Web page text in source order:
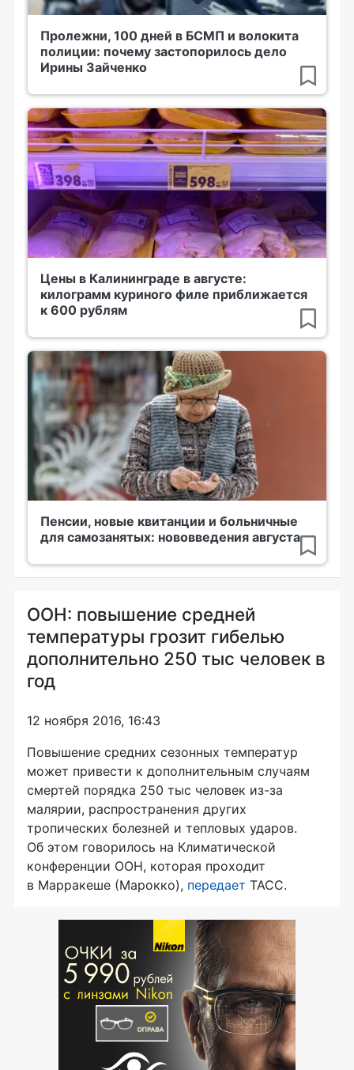
Пролежни, 100 дней в БСМП и волокита
полиции: почему застопорилось дело
Ирины Зайченко
Цены в Калининграде в августе:
килограмм куриного филе приближается
к 600 рублям
Пенсии, новые квитанции и больничные
для самозанятых: нововведения августа
ООН: повышение средней
температуры грозит гибелью
дополнительно 250 тыс человек в
год
12 ноября 2016, 16:43
Повышение средних сезонных температур
может привести к дополнительным случаям
смертей порядка 250 тыс человек из-за
малярии, распространения других
тропических болезней и тепловых ударов.
Об этом говорилось на Климатической
конференции ООН, которая проходит
в Марракеше (Марокко), передает ТАСС.